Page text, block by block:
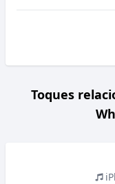
Toques